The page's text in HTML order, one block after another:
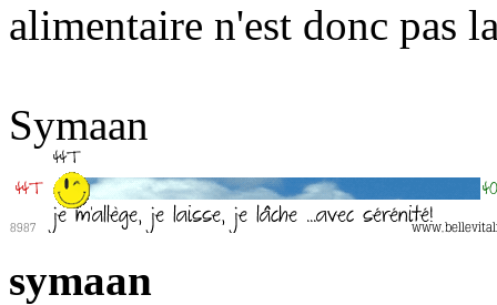
alimentaire n'est donc pas
Symaan
symaan